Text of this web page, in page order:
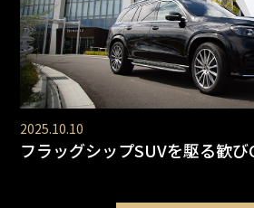
2025.10.10
フラッグシップSUVを駆る歓び